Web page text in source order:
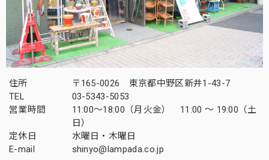
住所
〒165-0026 東京都中野区新井1-43-7
TEL
03-5343-5053
営業時間
11:00～18:00（月火金） 11:00 ～ 19:00（土
日）
定休日
水曜日・木曜日
E-mail
shinyo@lampada.co.jp